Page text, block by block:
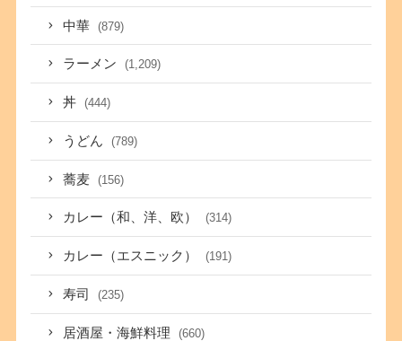
中華 (879)
ラーメン (1,209)
丼 (444)
うどん (789)
蕎麦 (156)
カレー（和、洋、欧） (314)
カレー（エスニック） (191)
寿司 (235)
居酒屋・海鮮料理 (660)